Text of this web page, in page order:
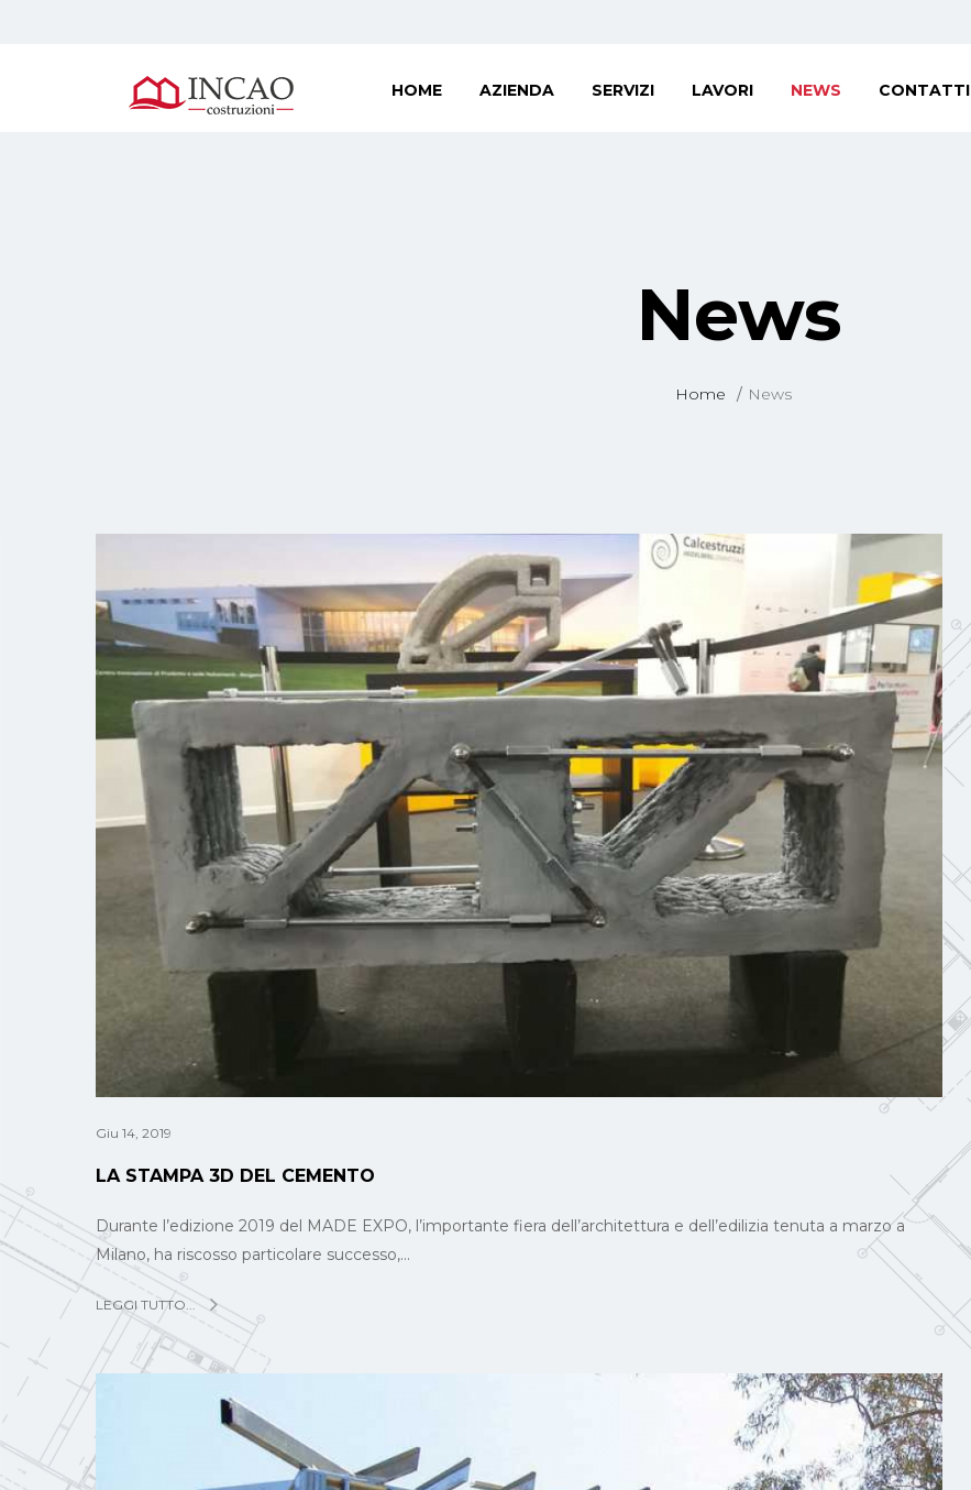
HOME AZIENDA SERVIZI LAVORI NEWS CONTATTI
News
Home News
Giu 14, 2019
LA STAMPA 3D DEL CEMENTO
Durante l’edizione 2019 del MADE EXPO, l’importante fiera dell’architettura e dell’edilizia tenuta a marzo a
Milano, ha riscosso particolare successo,…
LEGGI TUTTO...